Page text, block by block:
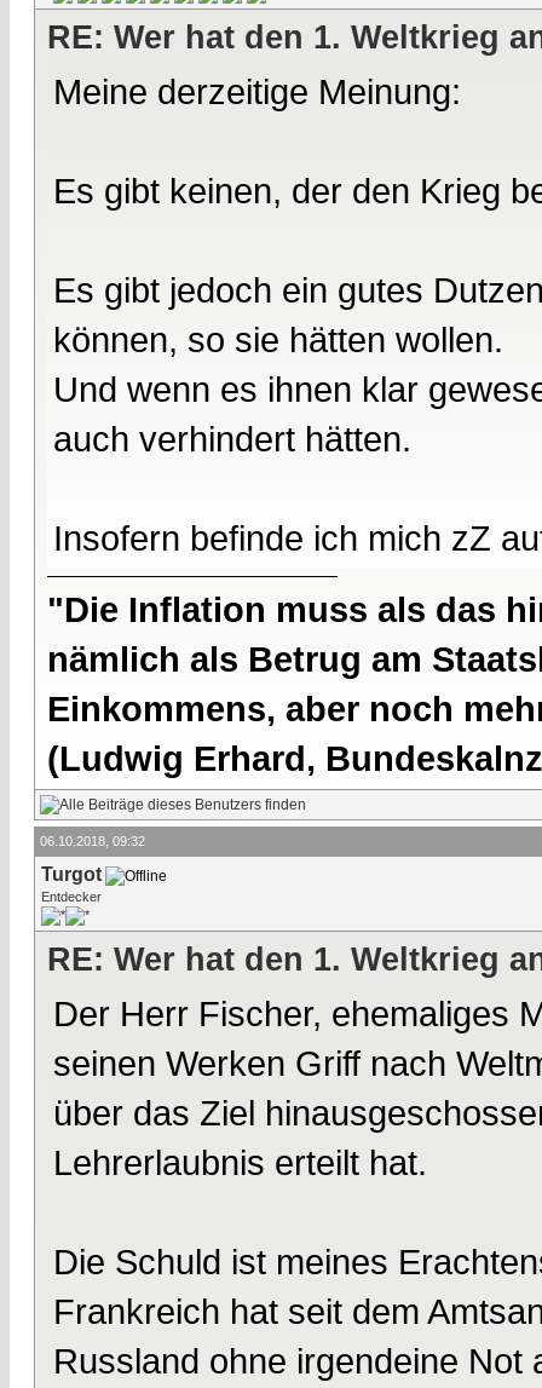
RE: Wer hat den 1. Weltkrieg
Meine derzeitige Meinung:
Es gibt keinen, der den Krieg
Es gibt jedoch ein gutes
können, so sie hätten wollen.
Und wenn es ihnen klar
auch verhindert hätten.
Insofern befinde ich mich zZ
"Die Inflation muss als das
nämlich als Betrug am
Einkommens, aber noch
(Ludwig Erhard,
06.10.2018, 09:32
Turgot
Entdecker
RE: Wer hat den 1. Weltkrieg
Der Herr Fischer, ehemaliges
seinen Werken Griff nach
über das Ziel
Lehrerlaubnis erteilt hat.
Die Schuld ist meines
Frankreich hat seit dem
Russland ohne irgendeine